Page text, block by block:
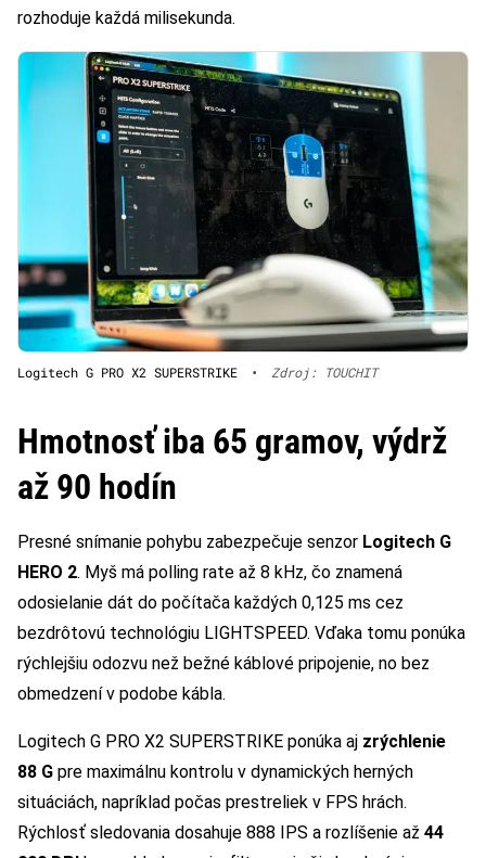
rozhoduje každá milisekunda.
Logitech G PRO X2 SUPERSTRIKE • Zdroj: TOUCHIT
Hmotnosť iba 65 gramov, výdrž
až 90 hodín
Presné snímanie pohybu zabezpečuje senzor Logitech G
HERO 2. Myš má polling rate až 8 kHz, čo znamená
odosielanie dát do počítača každých 0,125 ms cez
bezdrôtovú technológiu LIGHTSPEED. Vďaka tomu ponúka
rýchlejšiu odozvu než bežné káblové pripojenie, no bez
obmedzení v podobe kábla.
Logitech G PRO X2 SUPERSTRIKE ponúka aj zrýchlenie
88 G pre maximálnu kontrolu v dynamických herných
situáciách, napríklad počas prestreliek v FPS hrách.
Rýchlosť sledovania dosahuje 888 IPS a rozlíšenie až 44